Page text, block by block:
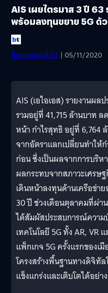
AIS เผยไตรมาส 3 ปี 63
พร้อมลงทุนขยาย 5G ด้
ทีมคอนเทนต์ BT | 05/11/2020
AIS (เอไอเอส) รายงานผล
รวมอยู่ที่ 41,715 ล้านบาท
หน้า กำไรสุทธิ อยู่ที่ 6,764
จากอัตราแลกเปลี่ยนทำให้
ก่อน ซึ่งเป็นผลจากการบริ
ผลกระทบจากสภาวะเศรษ
เดินหน้าลงทุนด้านเครือข่า
30 ปี ช่วงเดือนตุลาคมที่ผ่า
ได้สัมผัสประสบการณ์ความ
เทคโนโลยี 5G ทั้ง AR, VR
แพ็กเกจ 5G ครั้งแรกของเ
โครงสร้างพื้นฐานทางดิจิทั
แข็งแกร่งและเติบโตได้อย่า